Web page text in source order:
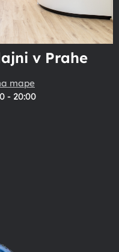
v Prahe
mape
- 20:00